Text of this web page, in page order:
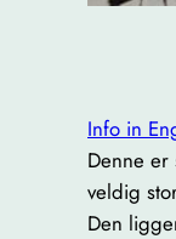
Info in
Denne
veldig
Den